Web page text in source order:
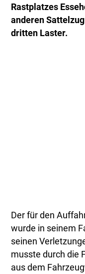
Rastplatzes
anderen
dritten Laster.
Der für den
wurde in seinem
seinen
musste durch die
aus dem